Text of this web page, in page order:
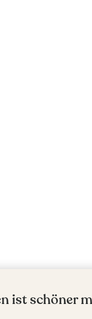
ist schöner